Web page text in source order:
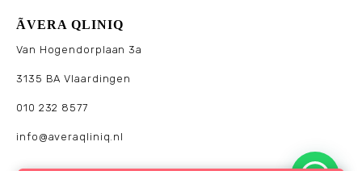
ÃVERA QLINIQ
Van Hogendorplaan 3a
3135 BA Vlaardingen
010 232 8577
info@averaqliniq.nl